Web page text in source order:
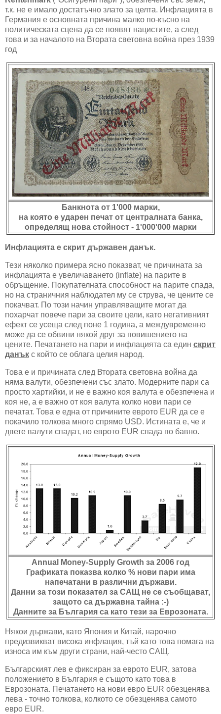
т.к. не е имало достатъчно злато за целта. Инфлацията в
Германия е основната причина малко по-късно на
политическата сцена да се появят нацистите, а след
това и за началото на Втората световна война през 1939
год
Банкнота от 1'000 марки,
на която е ударен печат от централната банка,
определящ нова стойност - 1'000'000 марки
Инфлацията е скрит държавен данък.
Тези няколко примера ясно показват, че причината за
инфлацията е увеличаването (inflate) на парите в
обръщение. Покупателната способност на парите спада,
но на страничния наблюдател му се струва, че цените се
покачват. По този начин управляващите могат да
похарчат повече пари за своите цели, като негативният
ефект се усеща след поне 1 година, а междувременно
може да се обвини някой друг за повишението на
цените. Печатането на пари и инфлацията са един скрит
данък с който се облага целия народ.
Това е и причината след Втората световна война да
няма валути, обезпечени със злато. Модерните пари са
просто хартийки, и не е важно коя валута е обезпечена и
коя не, а е важно от коя валута колко нови пари се
печатат. Това е една от причините еврото EUR да се е
покачило толкова много спрямо USD. Истината е, че и
двете валути спадат, но еврото EUR спада по бавно.
Annual Money-Supply Growth за 2006 год
Графиката показва колко % нови пари има
напечатани в различни държави.
Данни за този показател за САЩ не се съобщават,
защото са държавна тайна :-)
Данните за България са като тези за Еврозоната.
Някои държави, като Япония и Китай, нарочно
предизвикват висока инфлация, тъй като това помага на
износа им към други страни, най-често САЩ.
Българският лев е фиксиран за еврото EUR, затова
положението в България е същото като това в
Еврозоната. Печатането на нови евро EUR обезценява
лева - точно толкова, колкото се обезценява самото
евро EUR.